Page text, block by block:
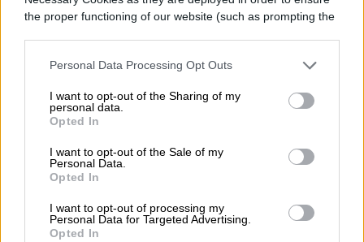
the proper functioning of our website (such as prompting the
Personal Data Processing Opt Outs
I want to opt-out of the Sharing of my
personal data.
Opted In
I want to opt-out of the Sale of my
Personal Data.
Opted In
I want to opt-out of processing my
Personal Data for Targeted Advertising.
Opted In
How It Works: Portable Coronavirus Testing